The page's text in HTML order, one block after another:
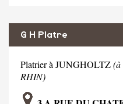
G H Platre
Platrier à JUNGHOLTZ(à
RHIN)